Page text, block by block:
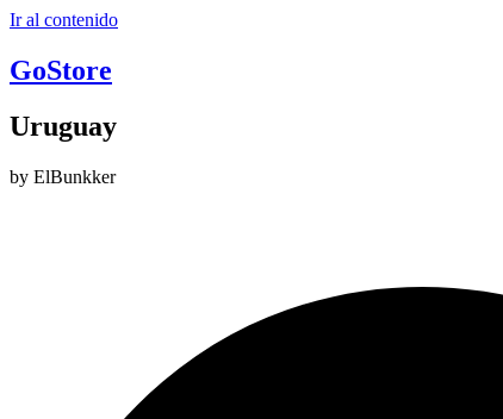
Ir al contenido
GoStore
Uruguay
by ElBunkker